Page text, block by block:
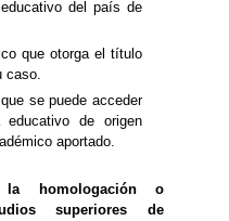
del país de
que otorga el título
caso.
se puede acceder
de origen
aportado.
la homologación o
superiores de